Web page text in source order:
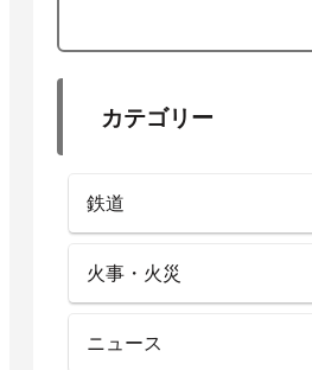
カテゴリー
鉄道
火事・火災
ニュース